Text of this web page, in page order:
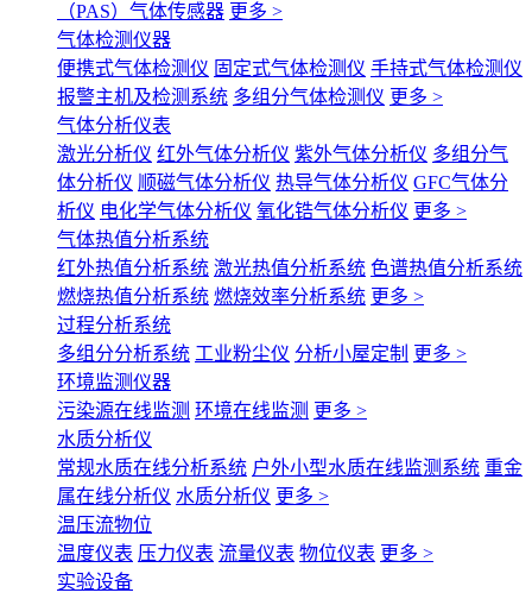
（PAS）气体传感器 更多 >
气体检测仪器
便携式气体检测仪 固定式气体检测仪 手持式气体检测仪
报警主机及检测系统 多组分气体检测仪 更多 >
气体分析仪表
激光分析仪 红外气体分析仪 紫外气体分析仪 多组分气
体分析仪 顺磁气体分析仪 热导气体分析仪 GFC气体分
析仪 电化学气体分析仪 氧化锆气体分析仪 更多 >
气体热值分析系统
红外热值分析系统 激光热值分析系统 色谱热值分析系统
燃烧热值分析系统 燃烧效率分析系统 更多 >
过程分析系统
多组分分析系统 工业粉尘仪 分析小屋定制 更多 >
环境监测仪器
污染源在线监测 环境在线监测 更多 >
水质分析仪
常规水质在线分析系统 户外小型水质在线监测系统 重金
属在线分析仪 水质分析仪 更多 >
温压流物位
温度仪表 压力仪表 流量仪表 物位仪表 更多 >
实验设备